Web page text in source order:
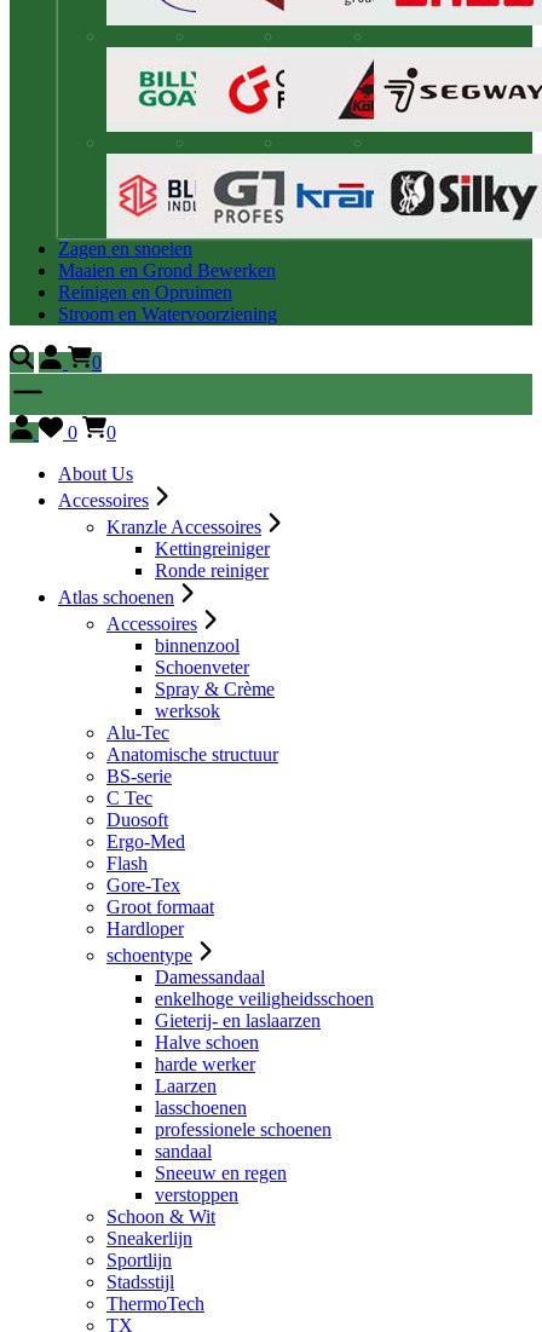
Zagen en snoeien
Maaien en Grond Bewerken
Reinigen en Opruimen
Stroom en Watervoorziening
0
0
0
About Us
Accessoires
Kranzle Accessoires
Kettingreiniger
Ronde reiniger
Atlas schoenen
Accessoires
binnenzool
Schoenveter
Spray & Crème
werksok
Alu-Tec
Anatomische structuur
BS-serie
C Tec
Duosoft
Ergo-Med
Flash
Gore-Tex
Groot formaat
Hardloper
schoentype
Damessandaal
enkelhoge veiligheidsschoen
Gieterij- en laslaarzen
Halve schoen
harde werker
Laarzen
lasschoenen
professionele schoenen
sandaal
Sneeuw en regen
verstoppen
Schoon & Wit
Sneakerlijn
Sportlijn
Stadsstijl
ThermoTech
TX